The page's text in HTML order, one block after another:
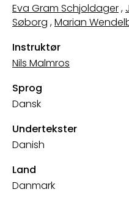
Eva Gram Schjoldager,
Søborg ,Marian
Instruktør
Nils Malmros
Sprog
Dansk
Undertekster
Danish
Land
Danmark